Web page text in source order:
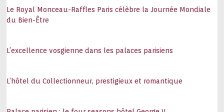
Le Royal Monceau-Raffles Paris célèbre la Journée Mondiale
du Bien-Être
L’excellence vosgienne dans les palaces parisiens
L’hôtel du Collectionneur, prestigieux et romantique